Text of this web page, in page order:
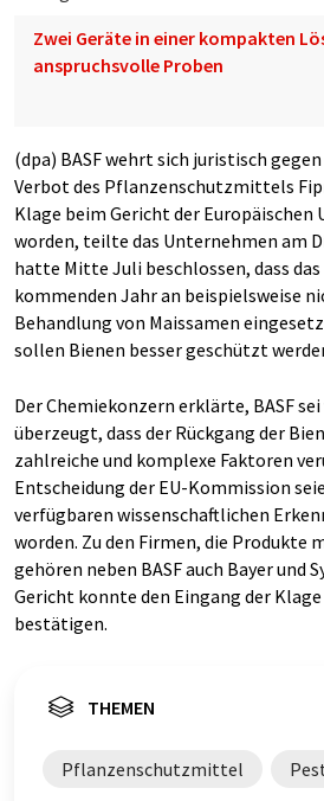
Zwei Geräte in einer kompakten
anspruchsvolle Proben
(dpa) BASF wehrt sich juristisch
Verbot des Pflanzenschutzmittels
Klage beim Gericht der Europäischen
worden, teilte das Unternehmen am
hatte Mitte Juli beschlossen, dass
kommenden Jahr an beispielsweise
Behandlung von Maissamen
sollen Bienen besser geschützt
Der Chemiekonzern erklärte, BASF
überzeugt, dass der Rückgang der
zahlreiche und komplexe Faktoren
Entscheidung der EU-Kommission
verfügbaren wissenschaftlichen
worden. Zu den Firmen, die
gehören neben BASF auch Bayer und
Gericht konnte den Eingang der
bestätigen.
THEMEN
Pflanzenschutzmittel